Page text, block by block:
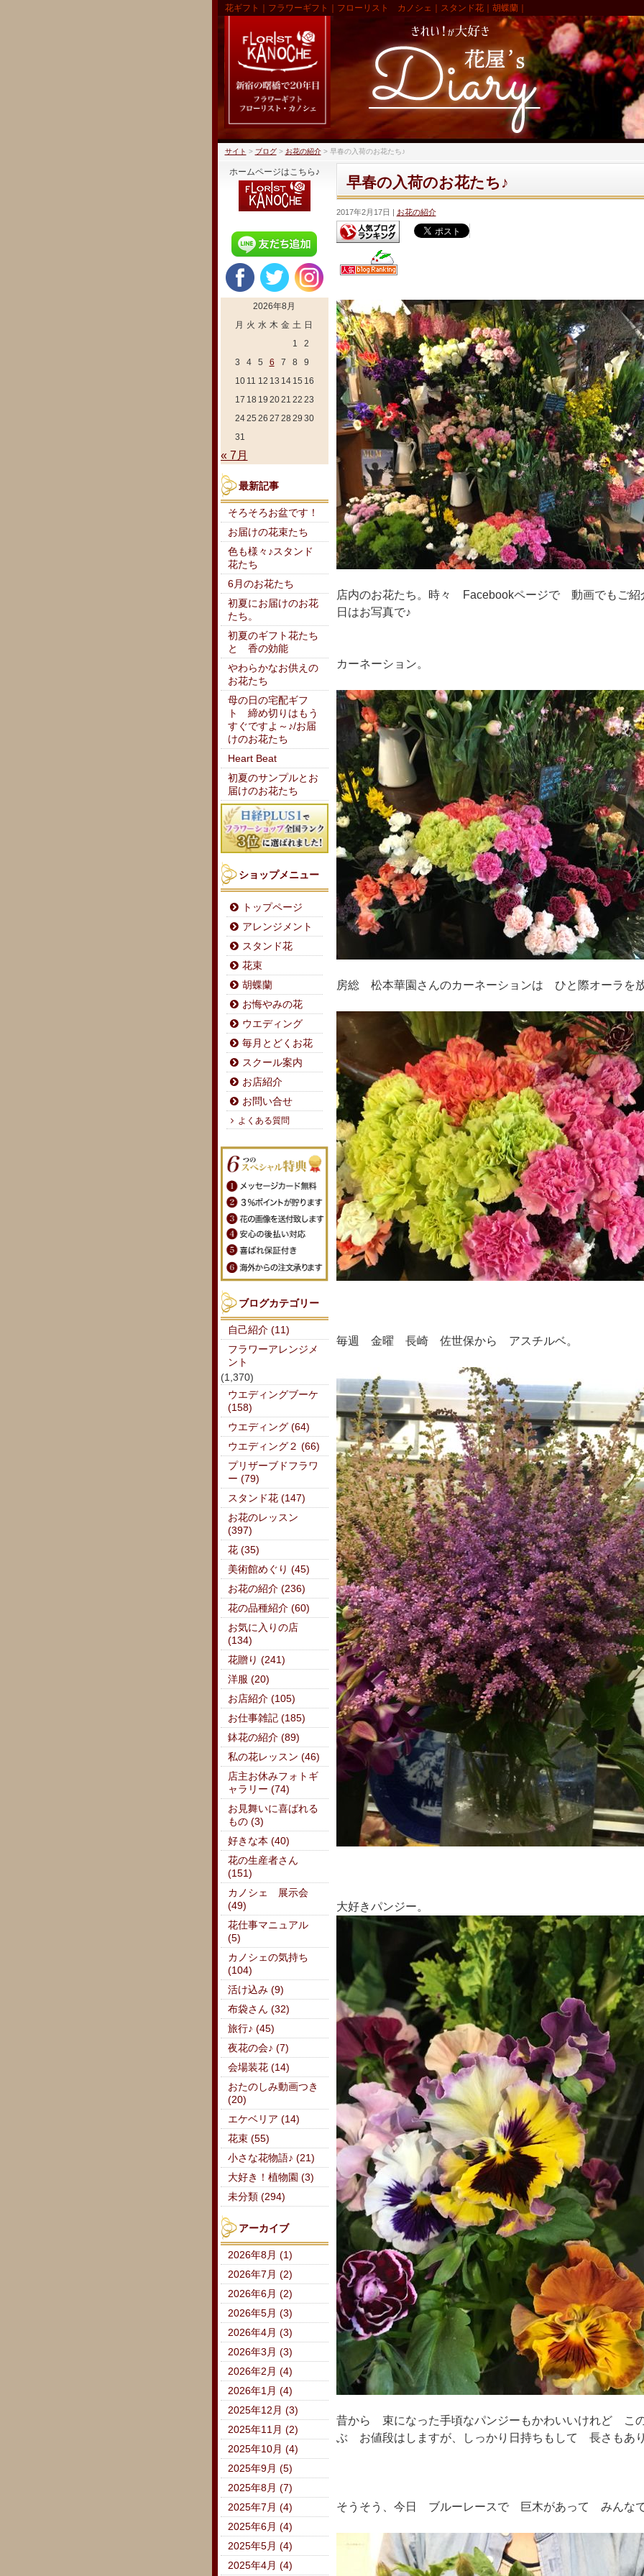
花ギフト｜フラワーギフト｜フローリスト カノシェ｜スタンド花｜胡蝶蘭｜
サイト > ブログ> お花の紹介> 早春の入荷のお花たち♪
早春の入荷のお花たち♪
2017年2月17日 お花の紹介
店内のお花たち。時々 Facebookページで 動画でもご
日はお写真で♪
カーネーション。
房総 松本華園さんのカーネーションは ひと際オーラを
毎週 金曜 長崎 佐世保から アスチルベ。
大好きパンジー。
昔から 束になった手頃なパンジーもかわいいけれど こ
ぶ お値段はしますが、しっかり日持ちもして 長さもあ
そうそう、今日 ブルーレースで 巨木があって みんな
ホームページはこちら♪
2026年8月
月 火 水 木 金 土 日
1
2
3
4 5 6 7 8
9
10 11 12 13 14 15 16
17 18 19 2021 22 23
2425 26 27 28 29 30
31
« 7月
最新記事
そろそろお盆です！
お届けの花束たち
色も様々♪スタンド
花たち
6月のお花たち
初夏にお届けのお花
たち。
初夏のギフト花たち
と 香の効能
やわらかなお供えの
お花たち
母の日の宅配ギフ
ト 締め切りはもう
すぐですよ～♪/お届
けのお花たち
Heart Beat
初夏のサンプルとお
届けのお花たち
ショップメニュー
トップページ
アレンジメント
スタンド花
花束
胡蝶蘭
お悔やみの花
ウエディング
毎月とどくお花
スクール案内
お店紹介
お問い合せ
よくある質問
ブログカテゴリー
自己紹介 (11)
フラワーアレンジメ
ント
(1,370)
ウエディングブーケ
(158)
ウエディング (64)
ウエディング２ (66)
プリザーブドフラワ
ー (79)
スタンド花 (147)
お花のレッスン
(397)
花 (35)
美術館めぐり (45)
お花の紹介 (236)
花の品種紹介 (60)
お気に入りの店
(134)
花贈り (241)
洋服 (20)
お店紹介 (105)
お仕事雑記 (185)
鉢花の紹介 (89)
私の花レッスン (46)
店主お休みフォトギ
ャラリー (74)
お見舞いに喜ばれる
もの (3)
好きな本 (40)
花の生産者さん
(151)
カノシェ 展示会
(49)
花仕事マニュアル
(5)
カノシェの気持ち
(104)
活け込み (9)
布袋さん (32)
旅行♪ (45)
夜花の会♪ (7)
会場装花 (14)
おたのしみ動画つき
(20)
エケベリア (14)
花束 (55)
小さな花物語♪ (21)
大好き！植物園 (3)
未分類 (294)
アーカイブ
2026年8月 (1)
2026年7月 (2)
2026年6月 (2)
2026年5月 (3)
2026年4月 (3)
2026年3月 (3)
2026年2月 (4)
2026年1月 (4)
2025年12月 (3)
2025年11月 (2)
2025年10月 (4)
2025年9月 (5)
2025年8月 (7)
2025年7月 (4)
2025年6月 (4)
2025年5月 (4)
2025年4月 (4)